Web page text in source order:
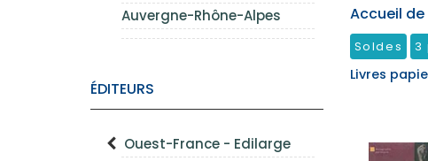
Auvergne-Rhône-Alpes
ÉDITEURS
Ouest-France - Edilarge
Accueil
Soldes 3
Livres